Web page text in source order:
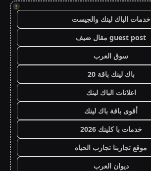
!
خدمات الباك لينك والجيست
guest post مقال ضيف
سوق العرب
باك لينك باقة 20
اعلانات الباك لينك
أقوى باقة باك لينك
خدمات با كلينك 2026
موقع تجاربنا تجارب الحياه
ديوان العرب